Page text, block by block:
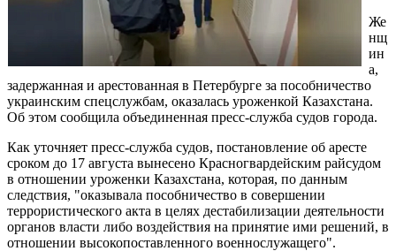
Же
нщ
ин
а,
задержанная и арестованная в Петербурге за пособничество
украинским спецслужбам, оказалась уроженкой Казахстана.
Об этом сообщила объединенная пресс-служба судов города.
Как уточняет пресс-служба судов, постановление об аресте
сроком до 17 августа вынесено Красногвардейским райсудом
в отношении уроженки Казахстана, которая, по данным
следствия, "оказывала пособничество в совершении
террористического акта в целях дестабилизации деятельности
органов власти либо воздействия на принятие ими решений, в
отношении высокопоставленного военнослужащего".